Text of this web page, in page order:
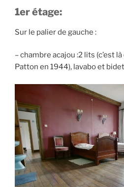
1er étage:
Sur le palier de gauche :
– chambre acajou :2 lits (c’est
Patton en 1944), lavabo et bidet